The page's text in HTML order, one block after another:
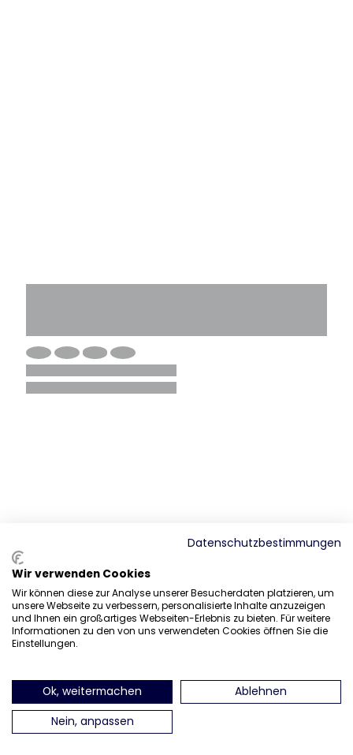
Datenschutzbestimmungen
Wir verwenden Cookies
Wir können diese zur Analyse unserer Besucherdaten platzieren, um
unsere Webseite zu verbessern, personalisierte Inhalte anzuzeigen
und Ihnen ein großartiges Webseiten-Erlebnis zu bieten. Für weitere
Informationen zu den von uns verwendeten Cookies öffnen Sie die
Einstellungen.
Ok, weitermachen
Ablehnen
Nein, anpassen